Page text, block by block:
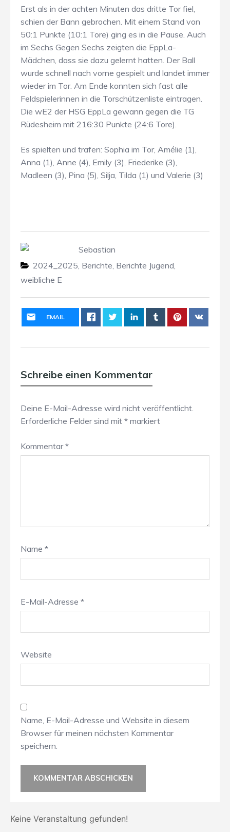
Erst als in der achten Minuten das dritte Tor fiel,
schien der Bann gebrochen. Mit einem Stand von
50:1 Punkte (10:1 Tore) ging es in die Pause. Auch
im Sechs Gegen Sechs zeigten die EppLa-
Mädchen, dass sie dazu gelernt hatten. Der Ball
wurde schnell nach vorne gespielt und landet immer
wieder im Tor. Am Ende konnten sich fast alle
Feldspielerinnen in die Torschützenliste eintragen.
Die wE2 der HSG EppLa gewann gegen die TG
Rüdesheim mit 216:30 Punkte (24:6 Tore).
Es spielten und trafen: Sophia im Tor, Amélie (1),
Anna (1), Anne (4), Emily (3), Friederike (3),
Madleen (3), Pina (5), Silja, Tilda (1) und Valerie (3)
Sebastian
2024_2025, Berichte, Berichte Jugend,
weibliche E
EMAIL
Schreibe einen Kommentar
Deine E-Mail-Adresse wird nicht veröffentlicht.
Erforderliche Felder sind mit * markiert
Kommentar*
Name *
E-Mail-Adresse *
Website
Name, E-Mail-Adresse und Website in diesem
Browser für meinen nächsten Kommentar
speichern.
Keine Veranstaltung gefunden!